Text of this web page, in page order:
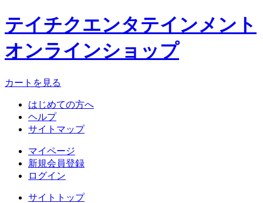
テイチクエンタテインメント
オンラインショップ
カートを見る
はじめての方へ
ヘルプ
サイトマップ
マイページ
新規会員登録
ログイン
サイトトップ